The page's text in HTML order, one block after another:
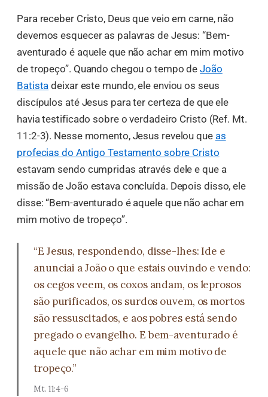
Para receber Cristo, Deus que veio em carne, não
devemos esquecer as palavras de Jesus: “Bem-
aventurado é aquele que não achar em mim motivo
de tropeço”. Quando chegou o tempo deJoão
Batista deixar este mundo, ele enviou os seus
discípulos até Jesus para ter certeza de que ele
havia testificado sobre o verdadeiro Cristo (Ref. Mt.
11:2-3). Nesse momento, Jesus revelou que as
profecias do Antigo Testamento sobre Cristo
estavam sendo cumpridas através dele e que a
missão de João estava concluída. Depois disso, ele
disse: “Bem-aventurado é aquele que não achar em
mim motivo de tropeço”.
“E Jesus, respondendo, disse-lhes: Ide e
anunciai a João o que estais ouvindo e vendo:
os cegos veem, os coxos andam, os leprosos
são purificados, os surdos ouvem, os mortos
são ressuscitados, e aos pobres está sendo
pregado o evangelho. E bem-aventurado é
aquele que não achar em mim motivo de
tropeço.”
Mt. 11:4-6